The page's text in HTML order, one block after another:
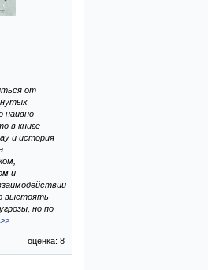
от
наивно
в книге
и история
и
выстоять
но по
>>
оценка: 8